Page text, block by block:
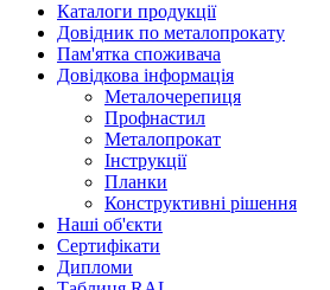
Каталоги продукції
Довідник по металопрокату
Пам'ятка споживача
Довідкова інформація
Металочерепиця
Профнастил
Металопрокат
Інструкції
Планки
Конструктивні рішення
Наші об'єкти
Сертифікати
Дипломи